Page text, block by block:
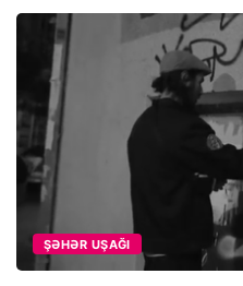
ŞƏHƏR UŞAĞI